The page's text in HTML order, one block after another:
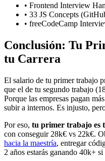
• Frontend Interview
• 33 JS Concepts
• freeCodeCamp
Conclusión: Tu
tu Carrera
El salario de tu primer trabajo
que el de tu segundo trabajo
Porque las empresas pagan
subir a internos. Es injusto,
Por eso, tu primer trabajo es
con conseguir 28k€ vs 22k€.
hacia la maestría, entregar
2 años estarás ganando 40k+ si